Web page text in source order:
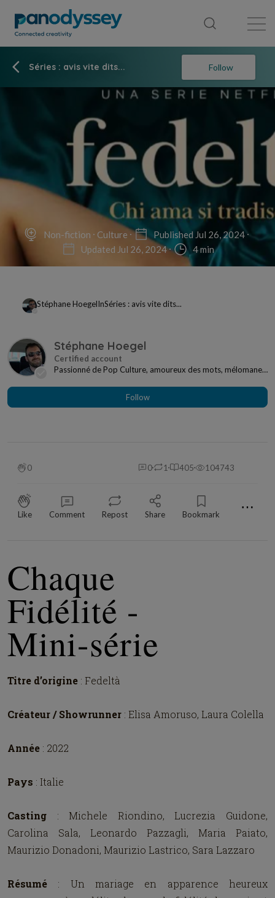
Séries : avis vite dits... Follow
Non-fiction Culture
Published Jul 26, 2024
Updated Jul 26, 2024
4 min
Stéphane HoegelInSéries : avis vite dits...
Stéphane Hoegel
Passionné de Pop Culture, amoureux des mots, mélomane
Follow
0 0 1 405 104743
Like Comment Repost Share Bookmark ⋯
Chaque
Fidélité -
Mini-série
Titre d’origine : Fedeltà
Créateur / Showrunner : Elisa Amoruso, Laura Colella
Année : 2022
Pays : Italie
Casting : Michele Riondino, Lucrezia Guidone,
Carolina Sala, Leonardo Pazzagli, Maria Paiato,
Maurizio Donadoni, Maurizio Lastrico, Sara Lazzaro
Résumé : Un mariage en apparence heureux